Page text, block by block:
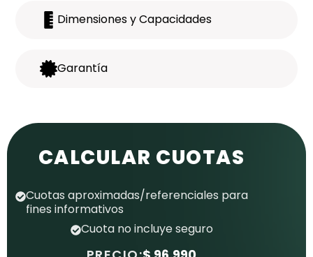
Dimensiones y Capacidades
Garantía
CALCULAR CUOTAS
Cuotas aproximadas/referenciales para
fines informativos
Cuota no incluye seguro